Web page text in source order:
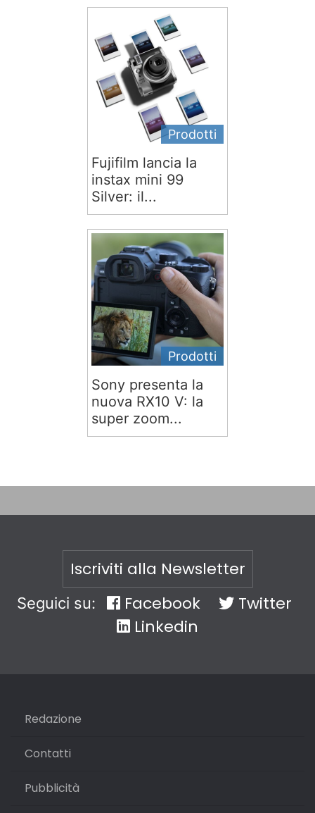
Prodotti
Fujifilm lancia la
instax mini 99
Silver: il...
Prodotti
Sony presenta la
nuova RX10 V: la
super zoom...
Iscriviti alla Newsletter
Seguici su: Facebook
Twitter
Linkedin
Redazione
Contatti
Pubblicità